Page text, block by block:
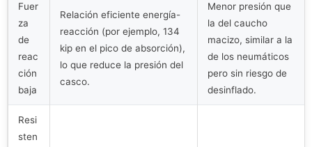
Fuer
za
de
reac
ción
baja
Relación eficiente energía-
reacción (por ejemplo, 134
kip en el pico de absorción),
lo que reduce la presión del
casco.
Menor presión que
la del caucho
macizo, similar a la
de los neumáticos
pero sin riesgo de
desinflado.
Resi
sten